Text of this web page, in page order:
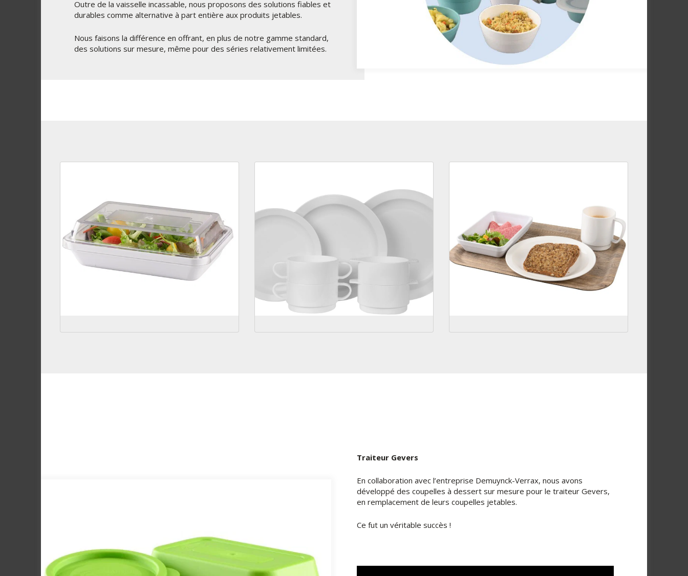
Outre de la vaisselle incassable, nous proposons des solutions fiables et
durables comme alternative à part entière aux produits jetables.
Nous faisons la différence en offrant, en plus de notre gamme standard,
des solutions sur mesure, même pour des séries relativement limitées.
Traiteur Gevers
En collaboration avec l’entreprise Demuynck-Verrax, nous avons
développé des coupelles à dessert sur mesure pour le traiteur Gevers,
en remplacement de leurs coupelles jetables.
Ce fut un véritable succès !